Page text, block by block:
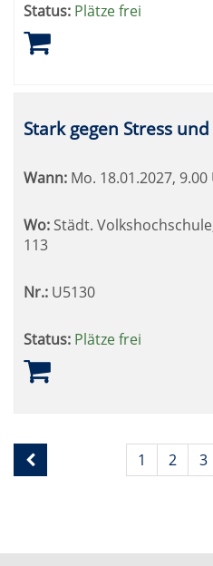
Status: Plätze frei
Stark gegen Stress
Wann: Mo. 18.01.2027,
Wo: Städt.
113
Nr.: U5130
Status: Plätze frei
Seite
4
Seiten
blättern
1 2 3